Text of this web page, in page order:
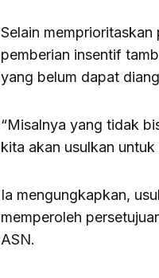
Selain
pemberian insentif
yang belum dapat
“Misalnya yang tidak
kita akan usulkan
Ia mengungkapkan,
memperoleh
ASN.